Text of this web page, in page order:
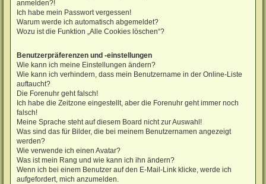
anmelden?!
Ich habe mein Passwort vergessen!
Warum werde ich automatisch abgemeldet?
Wozu ist die Funktion „Alle Cookies löschen“?
Benutzerpräferenzen und -einstellungen
Wie kann ich meine Einstellungen ändern?
Wie kann ich verhindern, dass mein Benutzername in der Online-Liste
auftaucht?
Die Forenuhr geht falsch!
Ich habe die Zeitzone eingestellt, aber die Forenuhr geht immer noch
falsch!
Meine Sprache steht auf diesem Board nicht zur Auswahl!
Was sind das für Bilder, die bei meinem Benutzernamen angezeigt
werden?
Wie verwende ich einen Avatar?
Was ist mein Rang und wie kann ich ihn ändern?
Wenn ich bei einem Benutzer auf den E-Mail-Link klicke, werde ich
aufgefordert, mich anzumelden.